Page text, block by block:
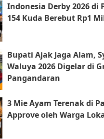
Indonesia Derby 2026 di
154 Kuda Berebut Rp1
Bupati Ajak Jaga Alam,
Waluya 2026 Digelar di
Pangandaran
3 Mie Ayam Terenak di
Approve oleh Warga